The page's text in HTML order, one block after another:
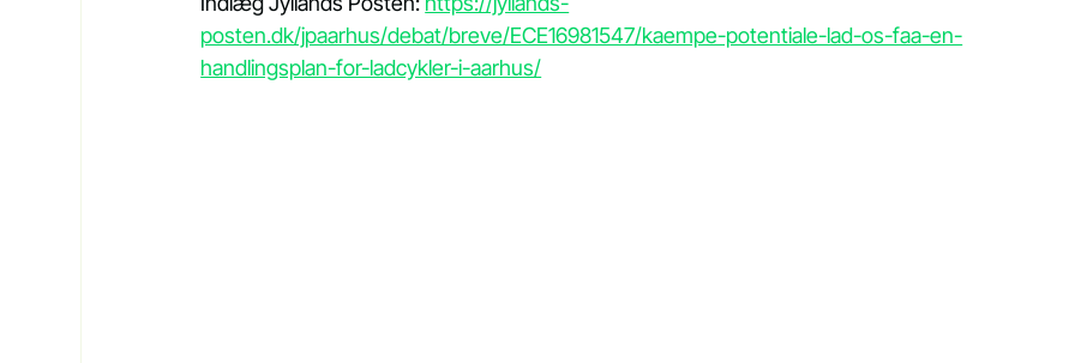
posten.dk/jpaarhus/debat/breve/ECE16981547/kaempe-potentiale-lad-os-faa-en-
handlingsplan-for-ladcykler-i-aarhus/